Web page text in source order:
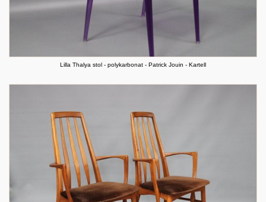
Lilla Thalya stol - polykarbonat - Patrick Jouin - Kartell